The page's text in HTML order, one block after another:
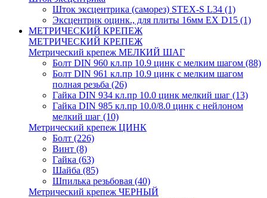
Шток эксцентрика (саморез) STEX-S L34 (1)
Эксцентрик оцинк., для плиты 16мм EX D15 (1)
МЕТРИЧЕСКИЙ КРЕПЕЖ
МЕТРИЧЕСКИЙ КРЕПЕЖ
Метрический крепеж МЕЛКИЙ ШАГ
Болт DIN 960 кл.пр 10.9 цинк с мелким шагом (88)
Болт DIN 961 кл.пр 10.9 цинк с мелким шагом
полная резьба (26)
Гайка DIN 934 кл.пр 10.0 цинк мелкий шаг (13)
Гайка DIN 985 кл.пр 10.0/8.0 цинк с нейлоном
мелкий шаг (10)
Метрический крепеж ЦИНК
Болт (226)
Винт (8)
Гайка (63)
Шайба (85)
Шпилька резьбовая (40)
Метрический крепеж ЧЕРНЫЙ